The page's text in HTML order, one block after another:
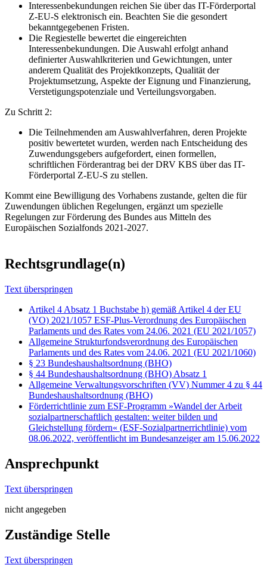
Interessenbekundungen reichen Sie über das IT-Förderportal
Z-EU-S elektronisch ein. Beachten Sie die gesondert
bekanntgegebenen Fristen.
Die Regiestelle bewertet die eingereichten
Interessenbekundungen. Die Auswahl erfolgt anhand
definierter Auswahlkriterien und Gewichtungen, unter
anderem Qualität des Projektkonzepts, Qualität der
Projektumsetzung, Aspekte der Eignung und Finanzierung,
Verstetigungspotenziale und Verteilungsvorgaben.
Zu Schritt 2:
Die Teilnehmenden am Auswahlverfahren, deren Projekte
positiv bewertetet wurden, werden nach Entscheidung des
Zuwendungsgebers aufgefordert, einen formellen,
schriftlichen Förderantrag bei der DRV KBS über das IT-
Förderportal Z-EU-S zu stellen.
Kommt eine Bewilligung des Vorhabens zustande, gelten die für
Zuwendungen üblichen Regelungen, ergänzt um spezielle
Regelungen zur Förderung des Bundes aus Mitteln des
Europäischen Sozialfonds 2021-2027.
Rechtsgrundlage(n)
Text überspringen
Artikel 4 Absatz 1 Buchstabe h) gemäß Artikel 4 der EU
(VO) 2021/1057 ESF-Plus-Verordnung des Europäischen
Parlaments und des Rates vom 24.06. 2021 (EU 2021/1057)
Allgemeine Strukturfondsverordnung des Europäischen
Parlaments und des Rates vom 24.06. 2021 (EU 2021/1060)
§ 23 Bundeshaushaltsordnung (BHO)
§ 44 Bundeshaushaltsordnung (BHO) Absatz 1
Allgemeine Verwaltungsvorschriften (VV) Nummer 4 zu § 44
Bundeshaushaltsordnung (BHO)
Förderrichtlinie zum ESF-Programm »Wandel der Arbeit
sozialpartnerschaftlich gestalten: weiter bilden und
Gleichstellung fördern« (ESF-Sozialpartnerrichtlinie) vom
08.06.2022, veröffentlicht im Bundesanzeiger am 15.06.2022
Ansprechpunkt
Text überspringen
nicht angegeben
Zuständige Stelle
Text überspringen